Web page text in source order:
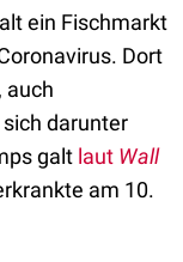
ein Fischmarkt
Dort
auch
darunter
galt laut Wall
am 10.